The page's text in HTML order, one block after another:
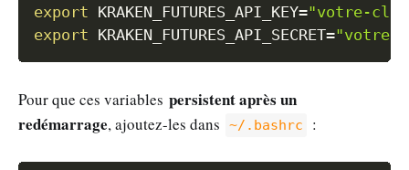
export KRAKEN_FUTURES_API_KEY="votre-
export KRAKEN_FUTURES_API_SECRET="votre-
Pour que ces variables persistent après un
redémarrage, ajoutez-les dans ~/.bashrc :